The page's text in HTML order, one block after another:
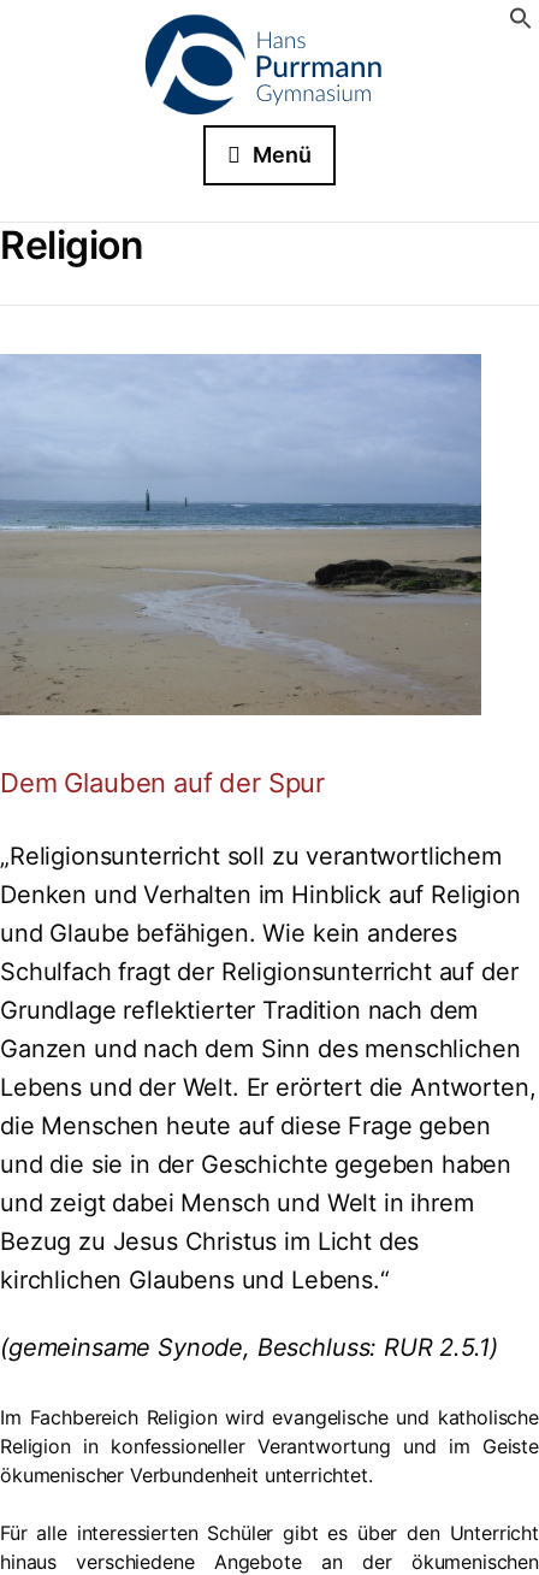
Menü
Religion
Dem Glauben auf der Spur
„Religionsunterricht soll zu verantwortlichem
Denken und Verhalten im Hinblick auf Religion
und Glaube befähigen. Wie kein anderes
Schulfach fragt der Religionsunterricht auf der
Grundlage reflektierter Tradition nach dem
Ganzen und nach dem Sinn des menschlichen
Lebens und der Welt. Er erörtert die Antworten,
die Menschen heute auf diese Frage geben
und die sie in der Geschichte gegeben haben
und zeigt dabei Mensch und Welt in ihrem
Bezug zu Jesus Christus im Licht des
kirchlichen Glaubens und Lebens.“
(gemeinsame Synode, Beschluss: RUR 2.5.1)
Im Fachbereich Religion wird evangelische und katholische
Religion in konfessioneller Verantwortung und im Geiste
ökumenischer Verbundenheit unterrichtet.
Für alle interessierten Schüler gibt es über den Unterricht
hinaus verschiedene Angebote an der ökumenischen